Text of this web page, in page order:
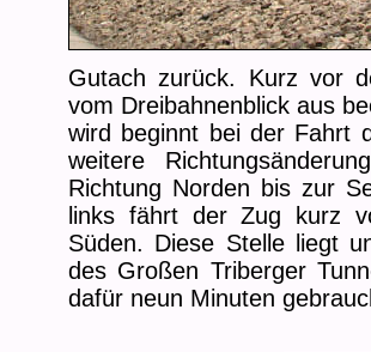
Gutach zurück. Kurz vor
vom Dreibahnenblick aus
wird beginnt bei der Fahrt
weitere
Richtung Norden bis zur
links fährt der Zug kurz
Süden. Diese Stelle liegt
des Großen Triberger
dafür neun Minuten